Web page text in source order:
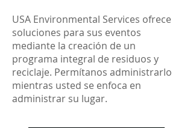
USA Environmental Services ofrece
soluciones para sus eventos
mediante la creación de un
programa integral de residuos y
reciclaje. Permítanos administrarlo
mientras usted se enfoca en
administrar su lugar.